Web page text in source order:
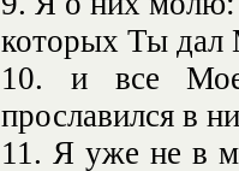
которых Ты дал
10. и все
прославился в
11. Я уже не в